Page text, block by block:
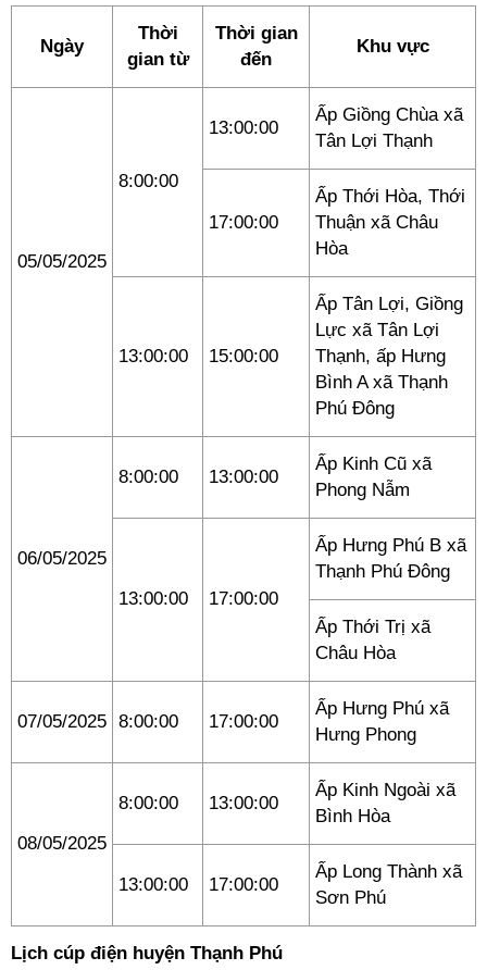
Ngày
Thời
gian từ
Thời gian
đến
Khu vực
05/05/2025
8:00:00
13:00:00
Ấp Giồng Chùa xã
Tân Lợi Thạnh
17:00:00
Ấp Thới Hòa, Thới
Thuận xã Châu
Hòa
13:00:00 15:00:00
Ấp Tân Lợi, Giồng
Lực xã Tân Lợi
Thạnh, ấp Hưng
Bình A xã Thạnh
Phú Đông
06/05/2025
8:00:00 13:00:00
Ấp Kinh Cũ xã
Phong Nẫm
13:00:00 17:00:00
Ấp Hưng Phú B xã
Thạnh Phú Đông
Ấp Thới Trị xã
Châu Hòa
07/05/2025 8:00:00 17:00:00
Ấp Hưng Phú xã
Hưng Phong
08/05/2025
8:00:00 13:00:00
Ấp Kinh Ngoài xã
Bình Hòa
13:00:00 17:00:00
Ấp Long Thành xã
Sơn Phú
Lịch cúp điện huyện Thạnh Phú